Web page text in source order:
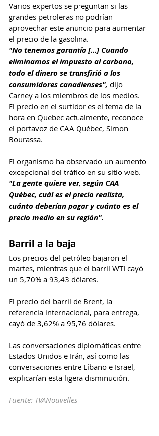
Varios expertos se preguntan si las
grandes petroleras no podrían
aprovechar este anuncio para aumentar
el precio de la gasolina.
"No tenemos garantía [...] Cuando
eliminamos el impuesto al carbono,
todo el dinero se transfirió a los
consumidores canadienses", dijo
Carney a los miembros de los medios.
El precio en el surtidor es el tema de la
hora en Quebec actualmente, reconoce
el portavoz de CAA Québec, Simon
Bourassa.
El organismo ha observado un aumento
excepcional del tráfico en su sitio web.
"La gente quiere ver, según CAA
Québec, cuál es el precio realista,
cuánto deberían pagar y cuánto es el
precio medio en su región".
Barril a la baja
Los precios del petróleo bajaron el
martes, mientras que el barril WTI cayó
un 5,70% a 93,43 dólares.
El precio del barril de Brent, la
referencia internacional, para entrega,
cayó de 3,62% a 95,76 dólares.
Las conversaciones diplomáticas entre
Estados Unidos e Irán, así como las
conversaciones entre Líbano e Israel,
explicarían esta ligera disminución.
Fuente: TVANouvelles